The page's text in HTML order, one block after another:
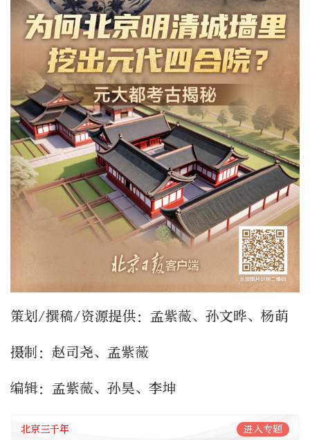
策划/撰稿/资源提供：孟紫薇、孙文晔、杨萌
摄制：赵司尧、孟紫薇
编辑：孟紫薇、孙昊、李坤
北京三千年 进入专题